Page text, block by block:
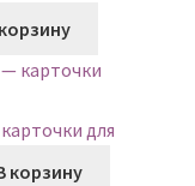
для
корзину